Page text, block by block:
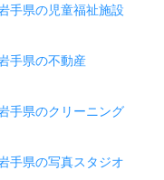
手県の児童福祉施設
手県の不動産
手県のクリーニング
手県の写真スタジオ